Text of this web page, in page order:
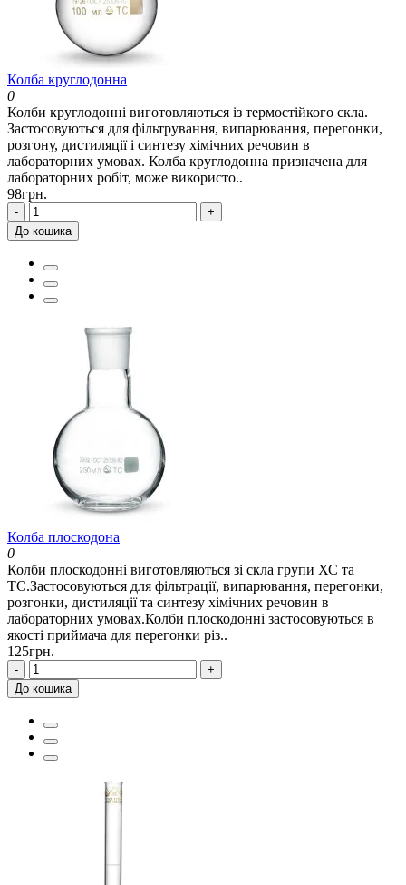
Колба круглодонна
0
Колби круглодонні виготовляються із термостійкого скла.
Застосовуються для фільтрування, випарювання, перегонки,
розгону, дистиляції і синтезу хімічних речовин в
лабораторних умовах. Колба круглодонна призначена для
лабораторних робіт, може використо..
98грн.
-
+
До кошика
Колба плоскодона
0
Колби плоскодонні виготовляються зі скла групи ХС та
ТС.Застосовуються для фільтрації, випарювання, перегонки,
розгонки, дистиляції та синтезу хімічних речовин в
лабораторних умовах.Колби плоскодонні застосовуються в
якості приймача для перегонки різ..
125грн.
-
+
До кошика